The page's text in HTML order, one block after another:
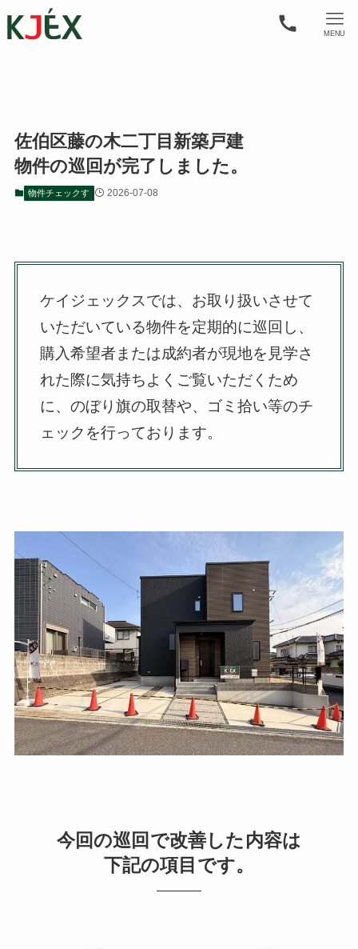
MENU
佐伯区藤の木二丁目新築戸建
物件の巡回が完了しました。
物件チェックす 2026-07-08
ケイジェックスでは、お取り扱いさせて
いただいている物件を定期的に巡回し、
購入希望者または成約者が現地を見学さ
れた際に気持ちよくご覧いただくため
に、のぼり旗の取替や、ゴミ拾い等のチ
ェックを行っております。
今回の巡回で改善した内容は
下記の項目です。